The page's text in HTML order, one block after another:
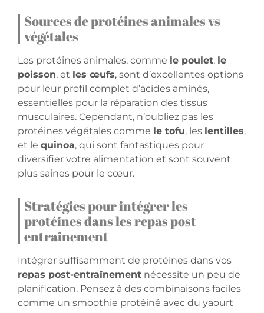
Sources de protéines animales vs
végétales
Les protéines animales, comme le poulet, le
poisson, et les œufs, sont d’excellentes options
pour leur profil complet d’acides aminés,
essentielles pour la réparation des tissus
musculaires. Cependant, n’oubliez pas les
protéines végétales comme le tofu, les lentilles,
et le quinoa, qui sont fantastiques pour
diversifier votre alimentation et sont souvent
plus saines pour le cœur.
Stratégies pour intégrer les
protéines dans les repas post-
entraînement
Intégrer suffisamment de protéines dans vos
repas post-entraînement nécessite un peu de
planification. Pensez à des combinaisons faciles
comme un smoothie protéiné avec du yaourt